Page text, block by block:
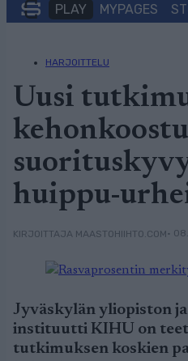
PLAY MYPAGES
HARJOITTELU
Uusi
huippu-
KIRJOITTAJA MAASTOHIIHTO.COM•
Jyväskylän yliopiston
instituutti KIHU on
tutkimuksen koskien